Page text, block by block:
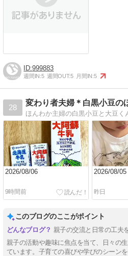
999883
週間IN:5 週間OUT:5 月間IN:5
28
2026/08/06
9時間前
2026/08/05
昨日
このブログのここがポイント
親子の交流と日常の工夫
親子の活動や趣味に焦点を当て、日々の
ています。子育ての喜びや学びのシーン